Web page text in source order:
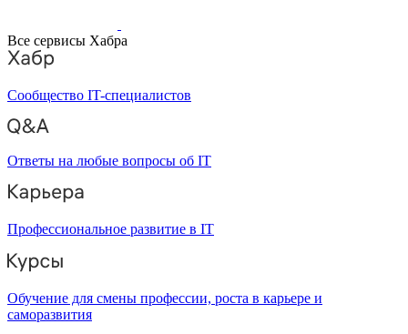
Все сервисы Хабра
Сообщество IT-специалистов
Ответы на любые вопросы об IT
Профессиональное развитие в IT
Обучение для смены профессии, роста в карьере и
саморазвития